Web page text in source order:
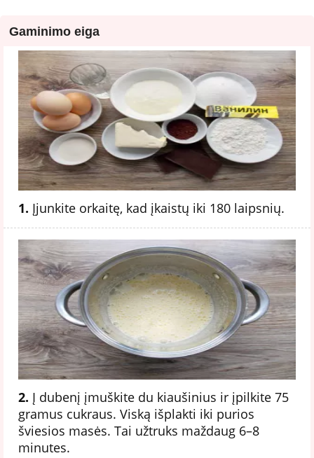
Gaminimo eiga
1. Įjunkite orkaitę, kad įkaistų iki 180 laipsnių.
2. Į dubenį įmuškite du kiaušinius ir įpilkite 75
gramus cukraus. Viską išplakti iki purios
šviesios masės. Tai užtruks maždaug 6–8
minutes.